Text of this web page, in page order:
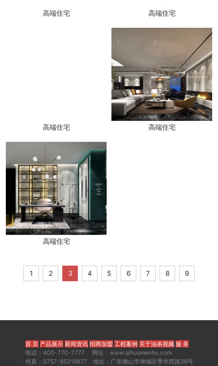
高端住宅 高端住宅
高端住宅 高端住宅
高端住宅
1 2 3 4 5 6 7 8 9
首 页 产品展示 新闻资讯 招商加盟 工程案例 关于油条视频 服 务
电话：400-770-7777 网址：www.qihuomenhu.com
传真：0757-85318877 地址：广东佛山市禅城区季华西路28号